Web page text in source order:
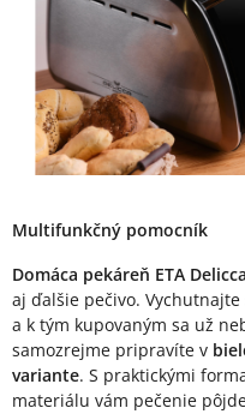
Multifunkčný pomocník
Domáca pekáreň ETA
aj ďalšie pečivo. Vychutnajte
a k tým kupovaným sa už
samozrejme pripravíte v
variante. S praktickými
materiálu vám pečenie